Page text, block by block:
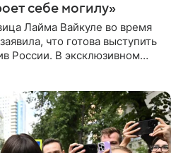
себе могилу»
Лайма Вайкуле во время
что готова выступить
России. В эксклюзивном